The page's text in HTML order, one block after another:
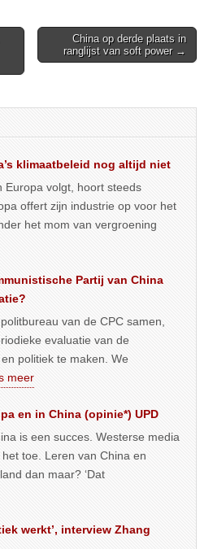
China op derde plaats in
ranglijst van soft power →
klimaatbeleid nog altijd niet
Europa volgt, hoort steeds
offert zijn industrie op voor het
het mom van vergroening
Partij van China
van de CPC samen,
evaluatie van de
politiek te maken. We
meer
en in China (opinie*) UPD
is een succes. Westerse media
toe. Leren van China en
dan maar? ‘Dat
werkt’, interview Zhang